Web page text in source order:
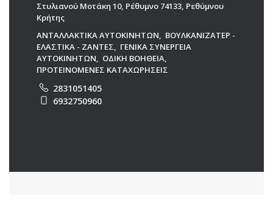
Στυλιανού Μοτάκη 10, Ρέθυμνο 74133, Ρεθύμνου
Κρήτης
ΑΝΤΑΛΛΑΚΤΙΚΑ ΑΥΤΟΚΙΝΗΤΩΝ, ΒΟΥΛΚΑΝΙΖΑΤΕΡ -
ΕΛΑΣΤΙΚΑ - ΖΑΝΤΕΣ, ΓΕΝΙΚΑ ΣΥΝΕΡΓΕΙΑ
ΑΥΤΟΚΙΝΗΤΩΝ, ΟΔΙΚΗ ΒΟΗΘΕΙΑ,
ΠΡΟΤΕΙΝΟΜΕΝΕΣ ΚΑΤΑΧΩΡΗΣΕΙΣ
2831051405
6932750960